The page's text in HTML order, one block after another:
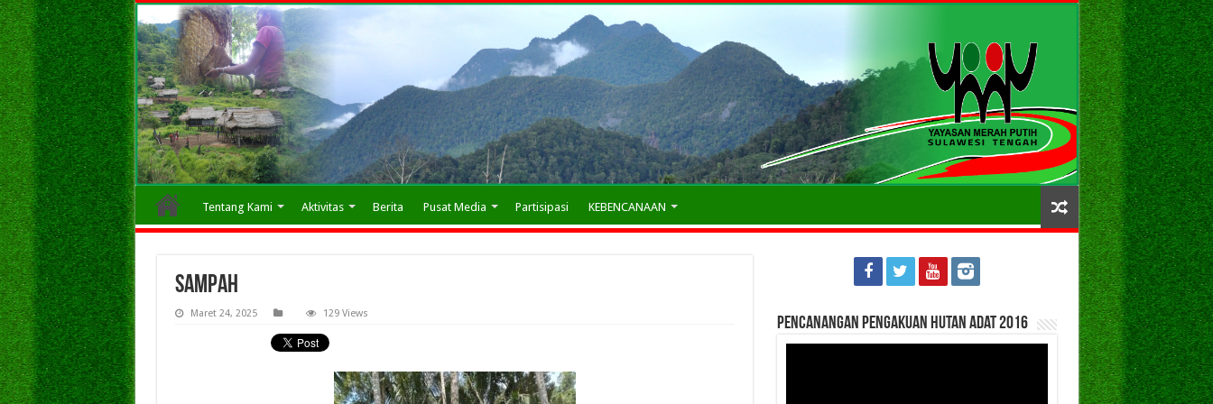
Tentang Kami Aktivitas Berita Pusat Media Partisipasi KEBENCANAAN
sampah
Maret 24, 2025 129 Views
Pencanangan Pengakuan Hutan Adat 2016